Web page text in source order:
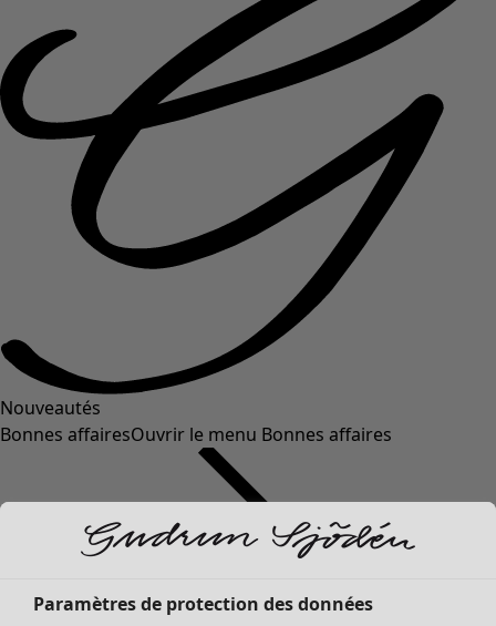
Nouveautés
Bonnes affairesOuvrir le menu Bonnes affaires
Paramètres de protection des données